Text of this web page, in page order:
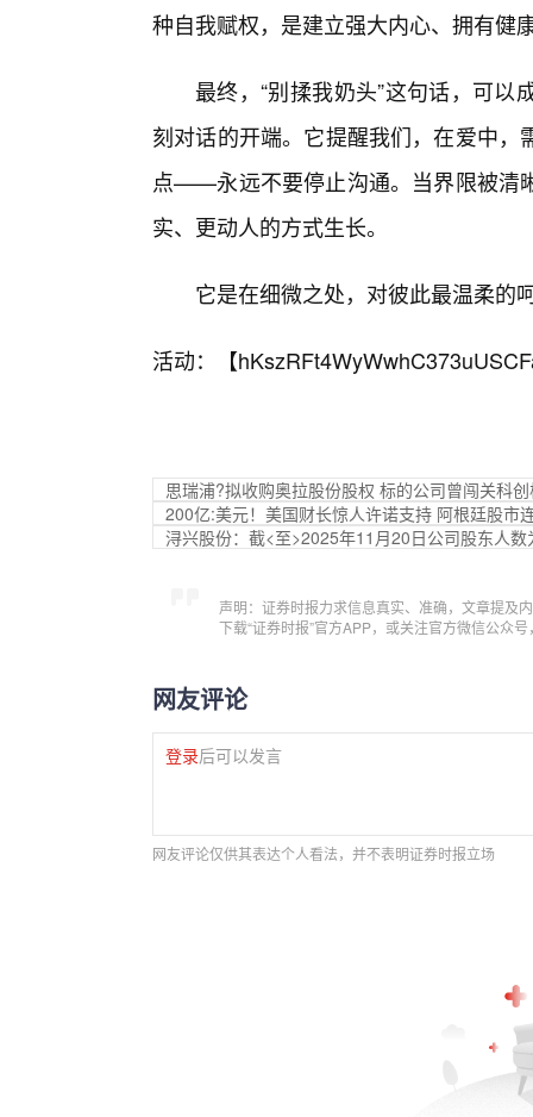
种自我赋权，是建立强大内心、拥有健
最终，“别揉我奶头”这句话，可
刻对话的开端。它提醒我们，在爱中
点——永远不要停止沟通。当界限被清
实、更动人的方式生长。
它是在细微之处，对彼此最温柔的
活动：【
思瑞浦?拟收购奥拉股份股权 标的公司曾闯关科
200亿:美元！美国财长惊人许诺支持 阿根廷股市
浔兴股份：截<至>2025年11月20日公司股东人
声明：证券时报力求信息真实、准确，文章提及
下载“证券时报”官方APP，或关注官方微信公众
网友评论
登录后可以发言
网友评论仅供其表达个人看法，并不表明证券时报立场